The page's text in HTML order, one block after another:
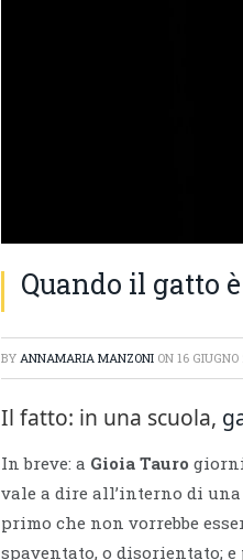
Quando il gatto
BY ANNAMARIA MANZONI ON 16 GIUGNO
Il fatto: in una scuola,
In breve: a Gioia Tauro
vale a dire all’interno di
primo che non vorrebbe
spaventato, o disorientato;